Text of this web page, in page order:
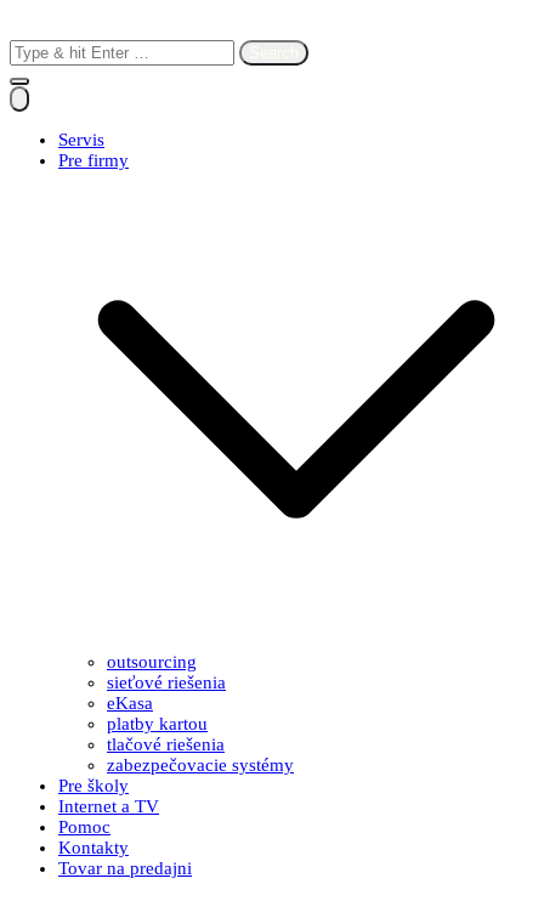
Search
for:
Servis
Pre firmy
outsourcing
sieťové riešenia
eKasa
platby kartou
tlačové riešenia
zabezpečovacie systémy
Pre školy
Internet a TV
Pomoc
Kontakty
Tovar na predajni